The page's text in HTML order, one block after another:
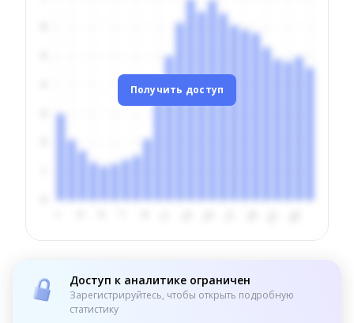
Получить доступ
Доступ к аналитике ограничен
Зарегистрируйтесь, чтобы открыть подробную
статистику